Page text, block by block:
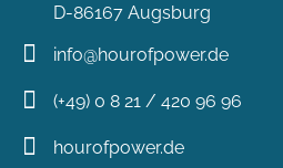
D-86167 Augsburg
info@hourofpower.de
(+49) 0 8 21 / 420 96 96
hourofpower.de